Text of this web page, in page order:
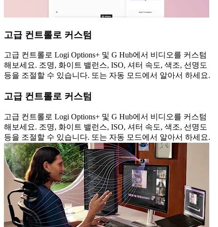
고급 컨트롤로 커스텀
고급 컨트롤로 Logi Options+ 및 G Hub에서 비디오를 커스텀
해보세요. 조명, 화이트 밸런스, ISO, 셔터 속도, 색조, 선명도
등을 조절할 수 있습니다. 또는 자동 모드에서 알아서 하세요.
고급 컨트롤로 커스텀
고급 컨트롤로 Logi Options+ 및 G Hub에서 비디오를 커스텀
해보세요. 조명, 화이트 밸런스, ISO, 셔터 속도, 색조, 선명도
등을 조절할 수 있습니다. 또는 자동 모드에서 알아서 하세요.